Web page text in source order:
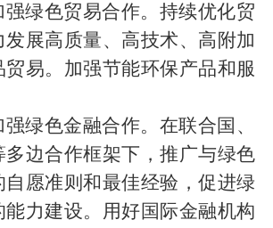
色贸易合作。持续优化贸
展高质量、高技术、高附加
易。加强节能环保产品和服
色金融合作。在联合国、
边合作框架下，推广与绿色
愿准则和最佳经验，促进绿
力建设。用好国际金融机构